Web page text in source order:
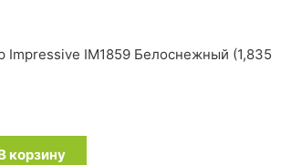
Impressive IM1859 Белоснежный (1,835
Ламинат Quick-Step Impressive IM1859
корзину